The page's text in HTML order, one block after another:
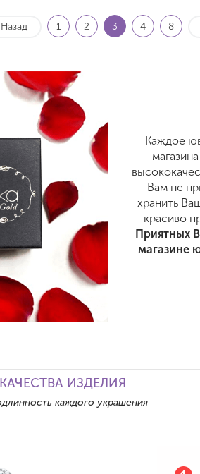
Назад 1 2 3 4 8
Каждое
Вам не
хранить
красиво
Приятных
магазине
ИЗДЕЛИЯ
каждого украшения